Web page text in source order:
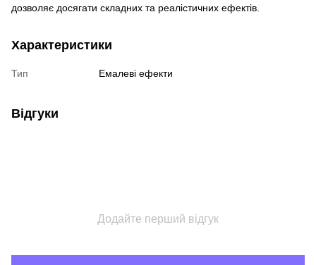
дозволяє досягати складних та реалістичних ефектів.
Характеристики
Тип Емалеві ефекти
Відгуки
Додайте перший відгук